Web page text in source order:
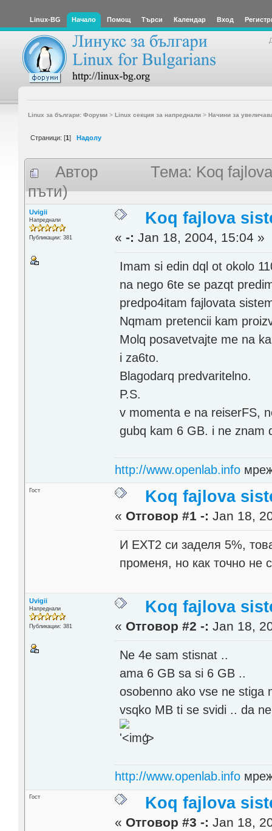
Linux-BG Начало Помощ Търси Календар Вход
Linux за българи: Форуми> Linux секция за напреднали> Начини за
Страници: [1] Надолу
Автор
Тема: Koq
пъти)
Uvigii
Напреднали
Публикации: 381
Koq fajlova
«-: Jan 18, 2004, 15:04 »
Imam si edin dql ot okolo
na nego 6te se pazqt
predpo4itam fajlovata
Nqmam pretencii kam
Molq posavetvajte me na
i za6to.
Blagodarq predvaritelno.
P.S.
v momenta e na reiserFS,
gubq kam 6 GB. i ne znam
http://www.openlab.info
Гост Koq fajlova
« Отговор #1 -: Jan 18,
И ЕХТ2 си заделя 5%,
променя, но как точно не
Uvigii
Напреднали
Публикации: 381
Koq fajlova
« Отговор #2 -: Jan 18,
Ne 4e sam stisnat ..
ama 6 GB sa si 6 GB ..
osobenno ako vse ne stiga
vsqko MB ti se svidi .. da
'>
http://www.openlab.info
Гост Koq fajlova
« Отговор #3 -: Jan 18,